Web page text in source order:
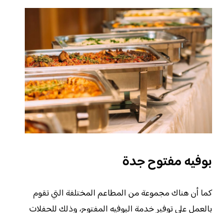
بوفيه مفتوح جدة
كما أن هناك مجموعة من المطاعم المختلفة التي تقوم
بالعمل على توفير خدمة البوفيه المفتوح، وذلك للحفلات